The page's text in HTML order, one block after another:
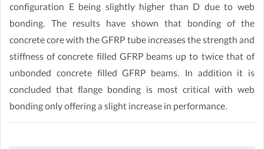
configuration E being slightly higher than D due to web
bonding. The results have shown that bonding of the
concrete core with the GFRP tube increases the strength and
stiffness of concrete filled GFRP beams up to twice that of
unbonded concrete filled GFRP beams. In addition it is
concluded that flange bonding is most critical with web
bonding only offering a slight increase in performance.